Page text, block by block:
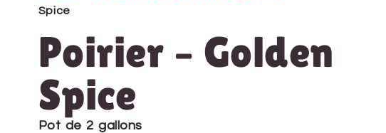
Spice
Poirier – Golden
Spice
Pot de 2 gallons